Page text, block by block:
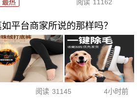
最热 阅读 11162
平台商家所说的那样吗？
阅读 31145 4小时前